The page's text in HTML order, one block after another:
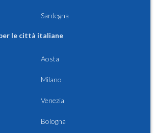
Sardegna
le città italiane
Aosta
Milano
Venezia
Bologna